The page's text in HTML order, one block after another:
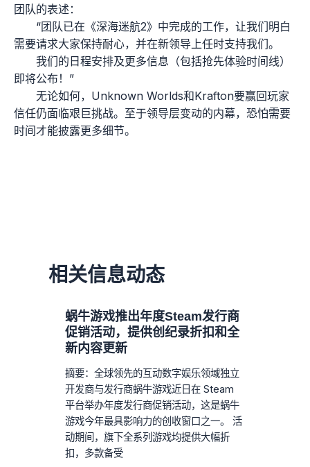
团队的表述：
“团队已在《深海迷航2》中完成的工作，让我们明白
需要请求大家保持耐心，并在新领导上任时支持我们。
我们的日程安排及更多信息（包括抢先体验时间线）
即将公布！”
无论如何，Unknown Worlds和Krafton要赢回玩家
信任仍面临艰巨挑战。至于领导层变动的内幕，恐怕需要
时间才能披露更多细节。
相关信息动态
蜗牛游戏推出年度Steam发行商
促销活动，提供创纪录折扣和全
新内容更新
摘要：全球领先的互动数字娱乐领域独立
开发商与发行商蜗牛游戏近日在 Steam
平台举办年度发行商促销活动，这是蜗牛
游戏今年最具影响力的创收窗口之一。 活
动期间，旗下全系列游戏均提供大幅折
扣，多款备受